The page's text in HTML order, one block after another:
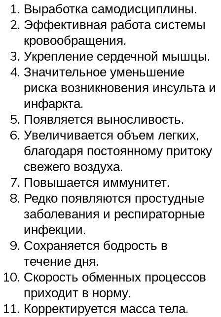
Выработка самодисциплины.
Эффективная работа системы
кровообращения.
Укрепление сердечной мышцы.
Значительное уменьшение
риска возникновения инсульта и
инфаркта.
Появляется выносливость.
Увеличивается объем легких,
благодаря постоянному притоку
свежего воздуха.
Повышается иммунитет.
Редко появляются простудные
заболевания и респираторные
инфекции.
Сохраняется бодрость в
течение дня.
Скорость обменных процессов
приходит в норму.
Корректируется масса тела.